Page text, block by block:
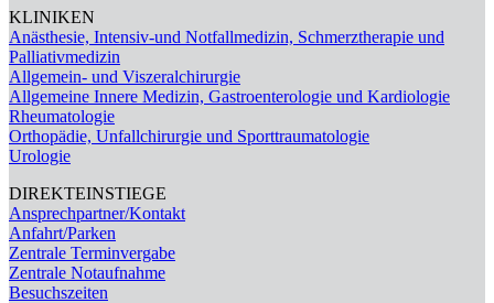
KLINIKEN
Anästhesie, Intensiv-und Notfallmedizin, Schmerztherapie und
Palliativmedizin
Allgemein- und Viszeralchirurgie
Allgemeine Innere Medizin, Gastroenterologie und Kardiologie
Rheumatologie
Orthopädie, Unfallchirurgie und Sporttraumatologie
Urologie
DIREKTEINSTIEGE
Ansprechpartner/Kontakt
Anfahrt/Parken
Zentrale Terminvergabe
Zentrale Notaufnahme
Besuchszeiten